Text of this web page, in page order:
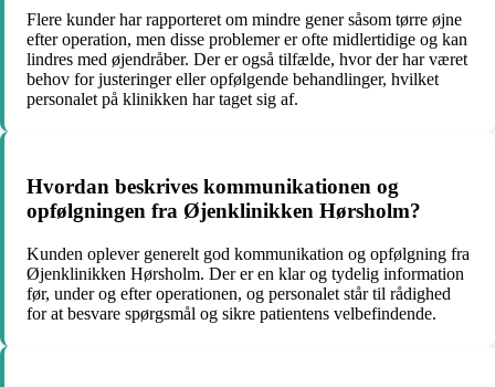
Flere kunder har rapporteret om mindre gener såsom tørre øjne
efter operation, men disse problemer er ofte midlertidige og kan
lindres med øjendråber. Der er også tilfælde, hvor der har været
behov for justeringer eller opfølgende behandlinger, hvilket
personalet på klinikken har taget sig af.
Hvordan beskrives kommunikationen og
opfølgningen fra Øjenklinikken Hørsholm?
Kunden oplever generelt god kommunikation og opfølgning fra
Øjenklinikken Hørsholm. Der er en klar og tydelig information
før, under og efter operationen, og personalet står til rådighed
for at besvare spørgsmål og sikre patientens velbefindende.